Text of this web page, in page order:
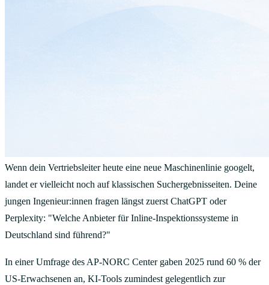
Wenn dein Vertriebsleiter heute eine neue Maschinenlinie googelt,
landet er vielleicht noch auf klassischen Suchergebnisseiten. Deine
jungen Ingenieur:innen fragen längst zuerst ChatGPT oder
Perplexity: "Welche Anbieter für Inline-Inspektionssysteme in
Deutschland sind führend?"
In einer Umfrage des AP-NORC Center gaben 2025 rund 60 % der
US-Erwachsenen an, KI-Tools zumindest gelegentlich zur